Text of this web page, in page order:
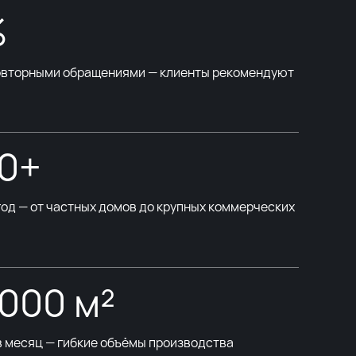
обращениями — клиенты рекомендуют
— от частных домов до крупных коммерческих
м²
месяц — гибкие объёмы производства